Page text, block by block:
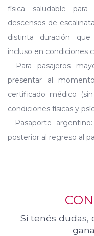
física saludable
descensos de
distinta duración
incluso en condiciones
- Para pasajeros
presentar al
certificado médico
condiciones físicas y
- Pasaporte
posterior al regreso al
Si tenés dudas,